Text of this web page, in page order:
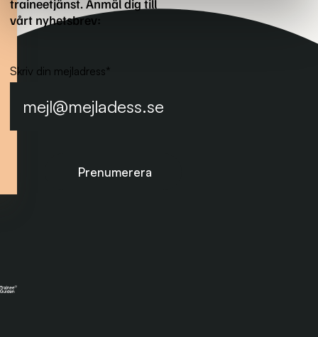
traineetjänst. Anmäl dig till
vårt nyhetsbrev:
Skriv din mejladress*